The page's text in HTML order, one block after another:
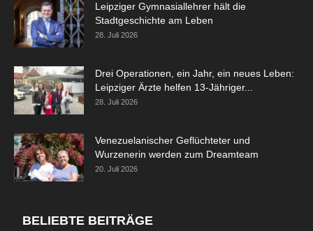
Leipziger Gymnasiallehrer hält die
Stadtgeschichte am Leben
28. Juli 2026
Drei Operationen, ein Jahr, ein neues Leben:
Leipziger Ärzte helfen 13-Jähriger...
28. Juli 2026
Venezuelanischer Geflüchteter und
Wurzenerin werden zum Dreamteam
20. Juli 2026
BELIEBTE BEITRÄGE